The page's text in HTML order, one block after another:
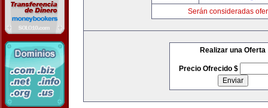
Serán consideradas
Realizar una Oferta
Precio Ofrecido $